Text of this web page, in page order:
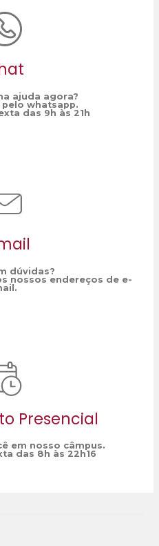
ajuda agora?
whatsapp.
das 9h às 21h
dúvidas?
nossos endereços de e-
Presencial
em nosso câmpus.
das 8h às 22h16